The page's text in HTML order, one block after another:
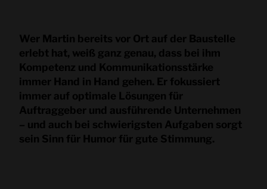
Wer Martin bereits vor Ort auf der Baustelle
erlebt hat, weiß ganz genau, dass bei ihm
Kompetenz und Kommunikationsstärke
immer Hand in Hand gehen. Er fokussiert
immer auf optimale Lösungen für
Auftraggeber und ausführende Unternehmen
– und auch bei schwierigsten Aufgaben sorgt
sein Sinn für Humor für gute Stimmung.